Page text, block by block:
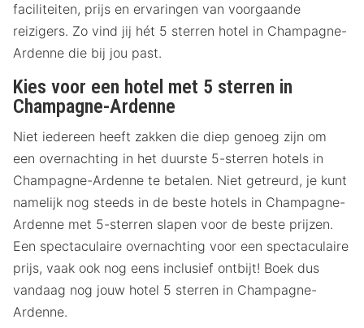
faciliteiten, prijs en ervaringen van voorgaande
reizigers. Zo vind jij hét 5 sterren hotel in Champagne-
Ardenne die bij jou past.
Kies voor een hotel met 5 sterren in
Champagne-Ardenne
Niet iedereen heeft zakken die diep genoeg zijn om
een overnachting in het duurste 5-sterren hotels in
Champagne-Ardenne te betalen. Niet getreurd, je kunt
namelijk nog steeds in de beste hotels in Champagne-
Ardenne met 5-sterren slapen voor de beste prijzen.
Een spectaculaire overnachting voor een spectaculaire
prijs, vaak ook nog eens inclusief ontbijt! Boek dus
vandaag nog jouw hotel 5 sterren in Champagne-
Ardenne.